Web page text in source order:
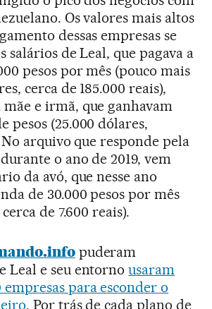
Os valores mais altos
dessas empresas se
salários de Leal, que pagava a
pesos por mês (pouco mais
cerca de 185.000 reais),
e irmã, que ganhavam
pesos (25.000 dólares,
No arquivo que responde pela
o ano de 2019, vem
da avó, que nesse ano
de 30.000 pesos por mês
de 7.600 reais).
puderam
Leal e seu entornousaram
para esconder o
. Por trás de cada plano de